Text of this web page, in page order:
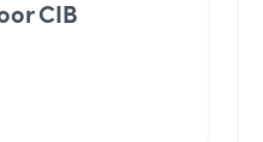
CIB